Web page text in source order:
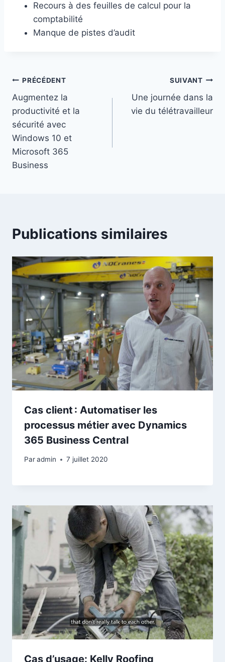
Recours à des feuilles de calcul pour la
comptabilité
Manque de pistes d’audit
Navigation
de
l’article
PRÉCÉDENT
Augmentez la
productivité et la
sécurité avec
Windows 10 et
Microsoft 365
Business
SUIVANT
Une journée dans la
vie du télétravailleur
Publications similaires
Cas client : Automatiser les
processus métier avec Dynamics
365 Business Central
Paradmin 7 juillet 2020
Cas d’usage: Kelly Roofing